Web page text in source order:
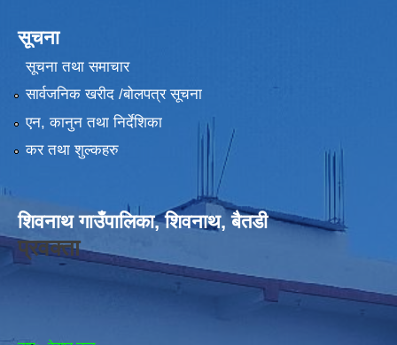
सूचना
सूचना तथा समाचार
सार्वजनिक खरीद /बोलपत्र सूचना
एन, कानुन तथा निर्देशिका
कर तथा शुल्कहरु
शिवनाथ गाउँपालिका, शिवनाथ, बैतडी
प्रवक्ता